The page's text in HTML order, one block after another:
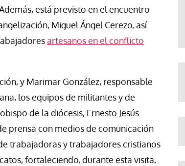
está previsto en el encuentro
Miguel Ángel Cerezo, así
artesanos en el conflicto
y Marimar González, responsable
los equipos de militantes y de
de la diócesis, Ernesto Jesús
prensa con medios de comunicación
trabajadoras y trabajadores cristianos
fortaleciendo, durante esta visita,